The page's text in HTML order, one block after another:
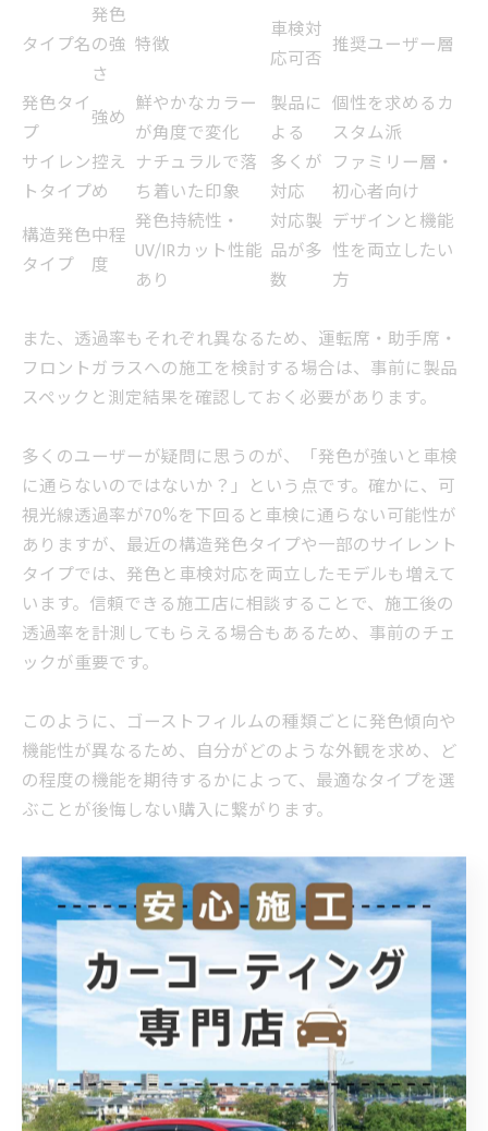
タイプ名
発色
の強
さ
特徴
車検対
応可否 推奨ユーザー層
発色タイ
プ
強め 鮮やかなカラー
が角度で変化
製品に
よる
個性を求めるカ
スタム派
サイレン
トタイプ
控え
め
ナチュラルで落
ち着いた印象
多くが
対応
ファミリー層・
初心者向け
構造発色
タイプ
中程
度
発色持続性・
UV/IRカット性能
あり
対応製
品が多
数
デザインと機能
性を両立したい
方
また、透過率もそれぞれ異なるため、運転席・助手席・
フロントガラスへの施工を検討する場合は、事前に製品
スペックと測定結果を確認しておく必要があります。
多くのユーザーが疑問に思うのが、「発色が強いと車検
に通らないのではないか？」という点です。確かに、可
視光線透過率が70%を下回ると車検に通らない可能性が
ありますが、最近の構造発色タイプや一部のサイレント
タイプでは、発色と車検対応を両立したモデルも増えて
います。信頼できる施工店に相談することで、施工後の
透過率を計測してもらえる場合もあるため、事前のチェ
ックが重要です。
このように、ゴーストフィルムの種類ごとに発色傾向や
機能性が異なるため、自分がどのような外観を求め、ど
の程度の機能を期待するかによって、最適なタイプを選
ぶことが後悔しない購入に繋がります。
SNSで話題の新作と人気色
ゴーストフィルム市場では、SNSの普及によりユーザー
の施工写真やレビューが日々アップされており、トレン
ドの把握に大きく役立ちます。現在、特に注目されてい
る新作や人気色をいくつかご紹介しながら、SNSでの評
価や施工例に基づいたリアルな声をお届けします。
まず話題性の高い新作として「ピュアゴースト IRML90」
や「オーロラフィルム ML03」が挙げられます。これらは